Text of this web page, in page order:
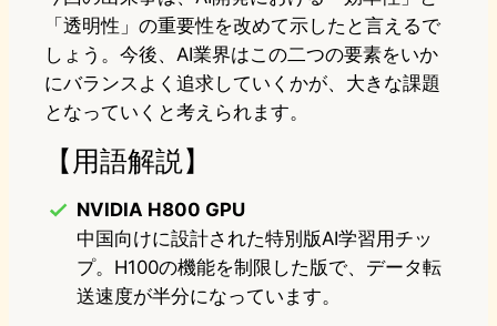
「透明性」の重要性を改めて示したと言えるで
しょう。今後、AI業界はこの二つの要素をいか
にバランスよく追求していくかが、大きな課題
となっていくと考えられます。
【用語解説】
NVIDIA H800 GPU
中国向けに設計された特別版AI学習用チッ
プ。H100の機能を制限した版で、データ転
送速度が半分になっています。